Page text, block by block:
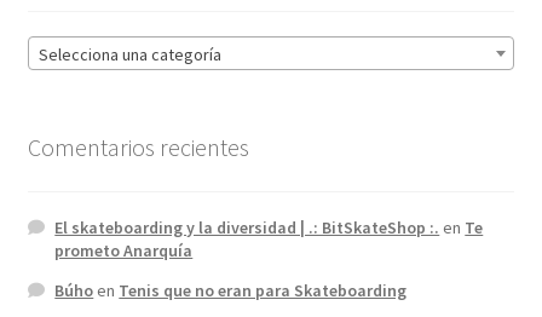
Selecciona una categoría
Comentarios recientes
El skateboarding y la diversidad | .: BitSkateShop :. en Te
prometo Anarquía
Búhoen Tenis que no eran para Skateboarding